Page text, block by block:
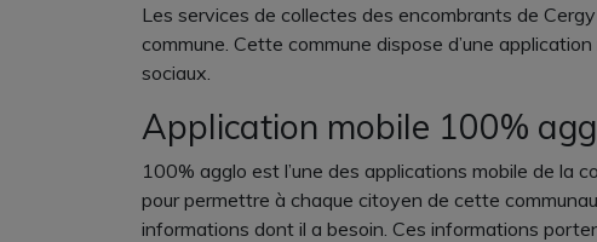
Les services de collectes des encombrants de
commune. Cette commune dispose d’une
sociaux.
Application mobile 100%
100% agglo est l’une des applications mobile de la
pour permettre à chaque citoyen de cette
informations dont il a besoin. Ces informations